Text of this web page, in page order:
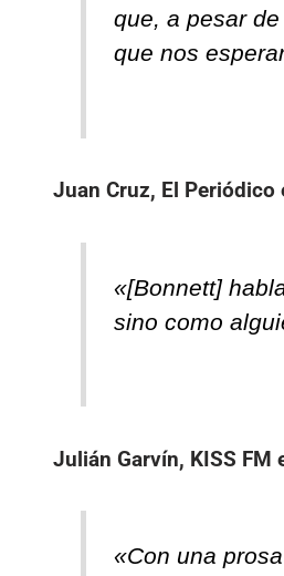
que, a pesar
que nos
Juan Cruz, El Periódico
«[Bonnett]
sino como
Julián Garvín, KISS FM
«Con una